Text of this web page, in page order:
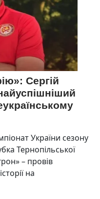
Сергій
України сезону
Тернопільської
– провів
на